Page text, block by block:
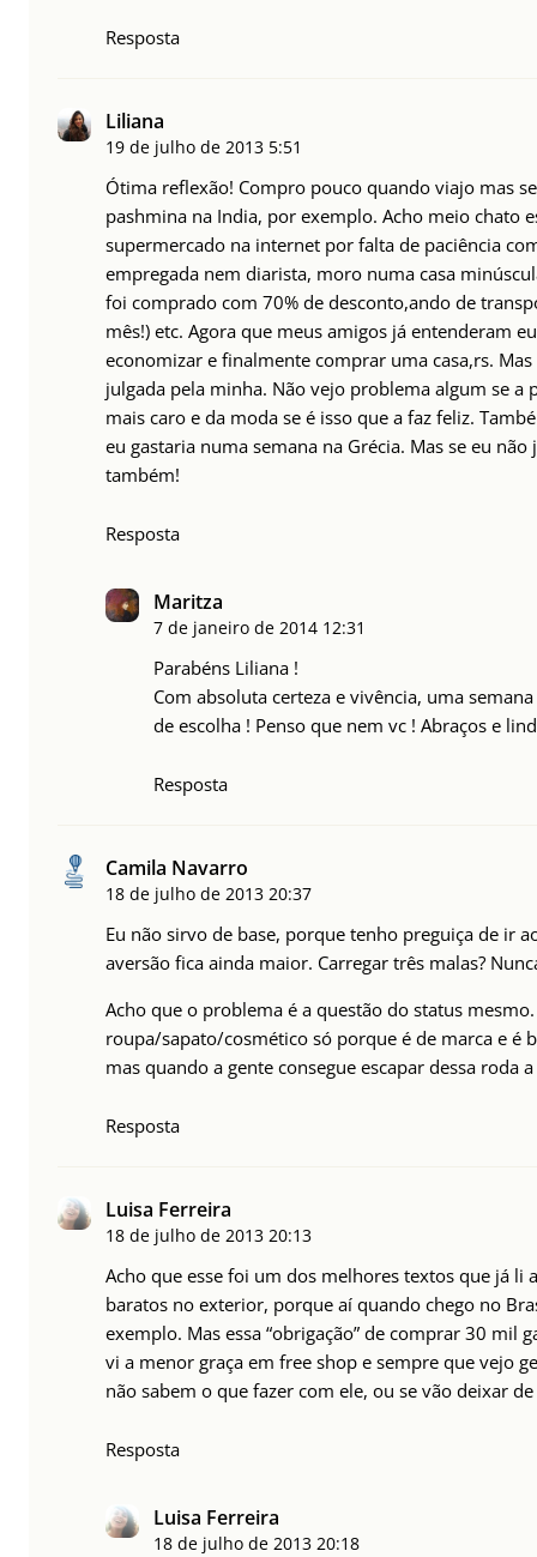
Resposta
Liliana
19 de julho de 2013 5:51
Ótima reflexão! Compro pouco quando viajo mas
pashmina na India, por exemplo. Acho meio chato
supermercado na internet por falta de paciência
empregada nem diarista, moro numa casa
foi comprado com 70% de desconto,ando de
mês!) etc. Agora que meus amigos já entenderam
economizar e finalmente comprar uma casa,rs.
julgada pela minha. Não vejo problema algum se
mais caro e da moda se é isso que a faz feliz.
eu gastaria numa semana na Grécia. Mas se eu
também!
Resposta
Maritza
7 de janeiro de 2014 12:31
Parabéns Liliana !
Com absoluta certeza e vivência, uma
de escolha ! Penso que nem vc ! Abraços e
Resposta
Camila Navarro
18 de julho de 2013 20:37
Eu não sirvo de base, porque tenho preguiça de ir
aversão fica ainda maior. Carregar três malas?
Acho que o problema é a questão do status
roupa/sapato/cosmético só porque é de marca e é
mas quando a gente consegue escapar dessa
Resposta
Luisa Ferreira
18 de julho de 2013 20:13
Acho que esse foi um dos melhores textos que já
baratos no exterior, porque aí quando chego no
exemplo. Mas essa “obrigação” de comprar 30 mil
vi a menor graça em free shop e sempre que vejo
não sabem o que fazer com ele, ou se vão deixar
Resposta
Luisa Ferreira
18 de julho de 2013 20:18